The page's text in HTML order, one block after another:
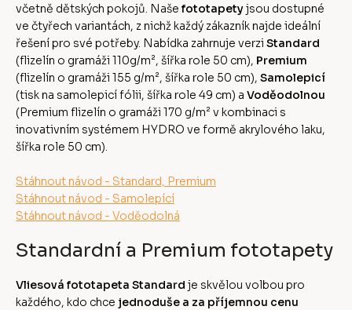
včetně dětských pokojů. Naše fototapetyjsou dostupné
ve čtyřech variantách, z nichž každý zákazník najde ideální
řešení pro své potřeby. Nabídka zahrnuje verzi Standard
(flizelín o gramáži 110g/m², šířka role 50 cm), Premium
(flizelín o gramáži 155 g/m², šířka role 50 cm), Samolepicí
(tisk na samolepicí fólii, šířka role 49 cm) a Voděodolnou
(Premium flizelín o gramáži 170 g/m² v kombinaci s
inovativním systémem HYDRO ve formě akrylového laku,
šířka role 50 cm).
Stáhnout návod - Standard, Premium
Stáhnout návod - Samolepící
Stáhnout návod - Voděodolná
Standardní a Premium fototapety
Vliesová fototapeta Standard je skvělou volbou pro
každého, kdo chce jednoduše a za příjemnou cenu